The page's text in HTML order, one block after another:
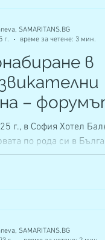
в
–
постави
в
г., в София Хотел
по рода си в
конференция по
SAMARITANS.BG
г.
време за четене: 3 мин.
SAMARITANS.BG